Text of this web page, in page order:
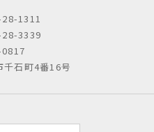
1311
28-3339
千石町4番16号